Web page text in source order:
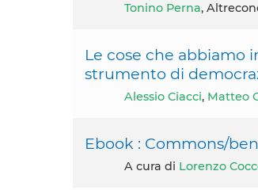
Tonino Perna,
Le cose che abbiamo
strumento di
Alessio Ciacci, Matteo
Ebook : Commons/
A cura di Lorenzo